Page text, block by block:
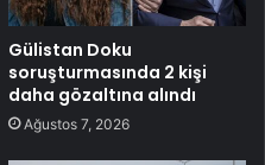
Gülistan Doku
soruşturmasında 2 kişi
daha gözaltına alındı
Ağustos 7, 2026